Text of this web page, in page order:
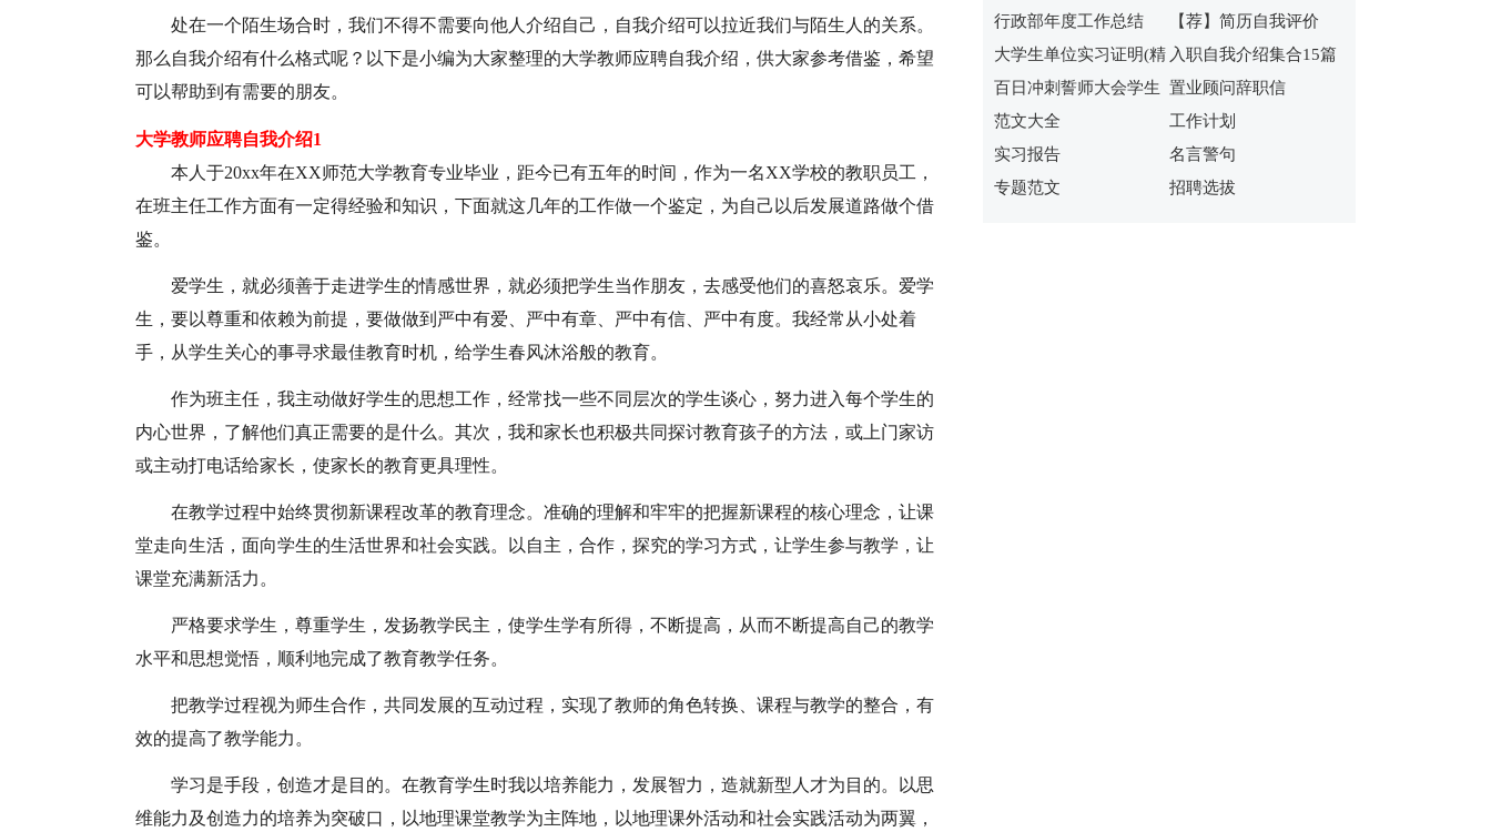
处在一个陌生场合时，我们不得不需要向他人介绍自己，自我介绍可以拉近我们与陌生人的关系。
那么自我介绍有什么格式呢？以下是小编为大家整理的大学教师应聘自我介绍，供大家参考借鉴，希望
可以帮助到有需要的朋友。
大学教师应聘自我介绍1
本人于20xx年在XX师范大学教育专业毕业，距今已有五年的时间，作为一名XX学校的教职员工，
在班主任工作方面有一定得经验和知识，下面就这几年的工作做一个鉴定，为自己以后发展道路做个借
鉴。
爱学生，就必须善于走进学生的情感世界，就必须把学生当作朋友，去感受他们的喜怒哀乐。爱学
生，要以尊重和依赖为前提，要做做到严中有爱、严中有章、严中有信、严中有度。我经常从小处着
手，从学生关心的事寻求最佳教育时机，给学生春风沐浴般的教育。
作为班主任，我主动做好学生的思想工作，经常找一些不同层次的学生谈心，努力进入每个学生的
内心世界，了解他们真正需要的是什么。其次，我和家长也积极共同探讨教育孩子的方法，或上门家访
或主动打电话给家长，使家长的教育更具理性。
在教学过程中始终贯彻新课程改革的教育理念。准确的理解和牢牢的把握新课程的核心理念，让课
堂走向生活，面向学生的生活世界和社会实践。以自主，合作，探究的学习方式，让学生参与教学，让
课堂充满新活力。
严格要求学生，尊重学生，发扬教学民主，使学生学有所得，不断提高，从而不断提高自己的教学
水平和思想觉悟，顺利地完成了教育教学任务。
把教学过程视为师生合作，共同发展的互动过程，实现了教师的角色转换、课程与教学的整合，有
效的提高了教学能力。
学习是手段，创造才是目的。在教育学生时我以培养能力，发展智力，造就新型人才为目的。以思
维能力及创造力的培养为突破口，以地理课堂教学为主阵地，以地理课外活动和社会实践活动为两翼，
行政部年度工作总结
【荐】简历自我评价
大学生单位实习证明(精
选15篇)
入职自我介绍集合15篇
百日冲刺誓师大会学生
发言稿
置业顾问辞职信
范文大全
工作计划
实习报告
名言警句
专题范文
招聘选拔